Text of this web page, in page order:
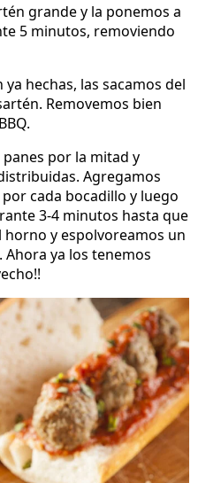
grande y la ponemos a
5 minutos, removiendo
hechas, las sacamos del
Removemos bien
por la mitad y
Agregamos
cada bocadillo y luego
3-4 minutos hasta que
horno y espolvoreamos un
ya los tenemos